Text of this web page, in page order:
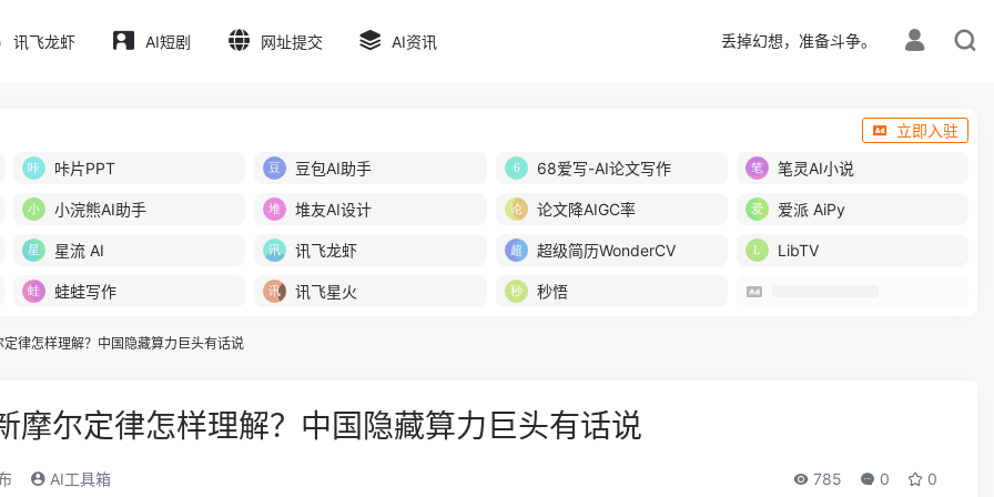
讯飞龙虾 AI短剧 网址提交 AI资讯 丢掉幻想，准备斗争。
立即入驻
咔片PPT
豆包AI助手 68爱写-AI论文写作 笔灵AI小说
小浣熊AI助手 堆友AI设计 论文降AIGC率 爱派 AiPy
星流 AI 讯飞龙虾 超级简历WonderCV LibTV
蛙蛙写作 讯飞星火 秒悟
律怎样理解？中国隐藏算力巨头有话说
摩尔定律怎样理解？中国隐藏算力巨头有话说
AI工具箱 785 0 0